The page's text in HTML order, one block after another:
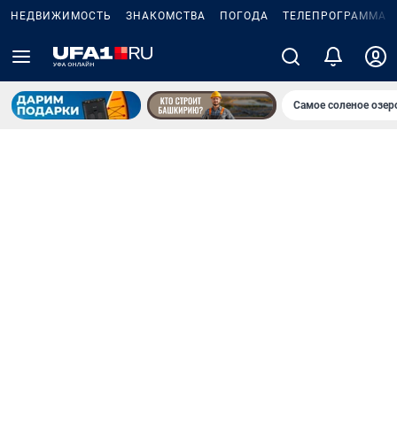
НЕДВИЖИМОСТЬ ЗНАКОМСТВА ПОГОДА ТЕЛЕПРОГРАММА
Самое соленое